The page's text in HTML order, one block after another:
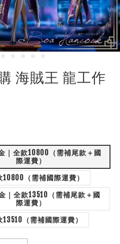
海賊王 龍工作
｜全款10800（需補尾款＋國
際運費）
（需補國際運費）
｜全款13510（需補尾款＋國
際運費）
（需補國際運費）